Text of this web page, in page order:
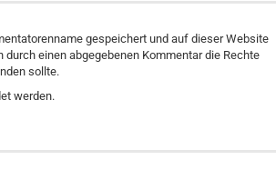
gespeichert und auf dieser Website
einen abgegebenen Kommentar die Rechte
sollte.
werden.